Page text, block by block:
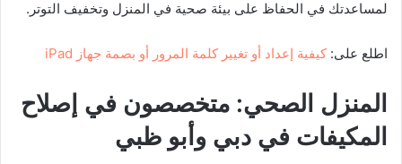
لمساعدتك في الحفاظ على بيئة صحية في المنزل وتخفيف التوتر.
اطلع على: كيفية إعداد أو تغيير كلمة المرور أو بصمة جهاز iPad
المنزل الصحي: متخصصون في إصلاح
المكيفات في دبي وأبو ظبي